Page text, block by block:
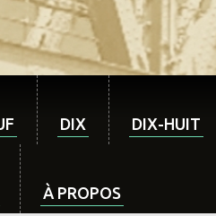
DIX DIX-HUIT
À PROPOS